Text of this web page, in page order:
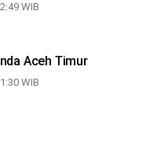
WIB
Aceh Timur
WIB